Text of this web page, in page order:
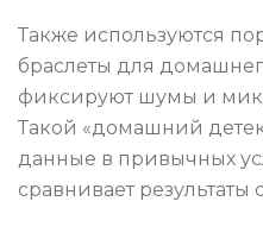
Также используются
браслеты для
фиксируют шумы и
Такой «домашний
данные в привычных
сравнивает